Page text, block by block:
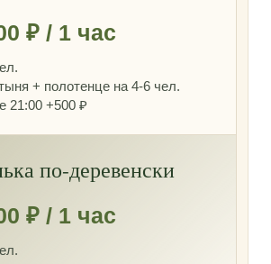
₽ / 1 час
+ полотенце на 4-6 чел.
21:00 +500 ₽
по-деревенски
₽ / 1 час